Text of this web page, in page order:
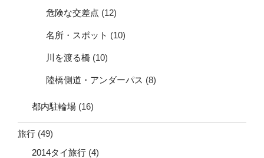
危険な交差点 (12)
名所・スポット (10)
川を渡る橋 (10)
陸橋側道・アンダーパス (8)
都内駐輪場 (16)
旅行 (49)
2014タイ旅行 (4)